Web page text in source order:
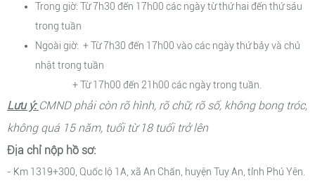
Trong giờ: Từ 7h30 đến 17h00 các ngày từ thứ hai đến thứ sáu
trong tuần
Ngoài giờ: +Từ 7h30 đến 17h00 vào các ngày thứ bảy và chủ
nhật trong tuần
+ Từ 17h00 đến 21h00 các ngày trong tuần.
Lưu ý: CMND phải còn rõ hình, rõ chữ, rõ số, không bong tróc,
không quá 15 năm, tuổi từ 18 tuổi trở lên
Địa chỉ nộp hồ sơ:
- Km 1319+300, Quốc lộ 1A, xã An Chấn, huyện Tuy An, tỉnh Phú Yên.